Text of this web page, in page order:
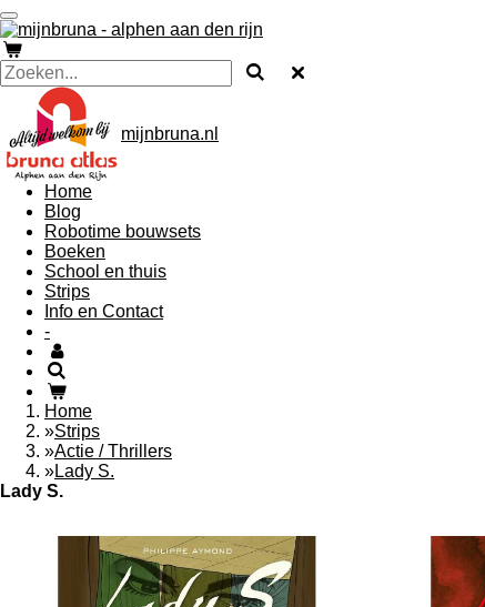
Ga
direct
naar
de
hoofdinhoud
mijnbruna.nl
Home
Blog
Robotime bouwsets
Boeken
School en thuis
Strips
Info en Contact
-
Home
»Strips
»Actie / Thrillers
»Lady S.
Lady S.